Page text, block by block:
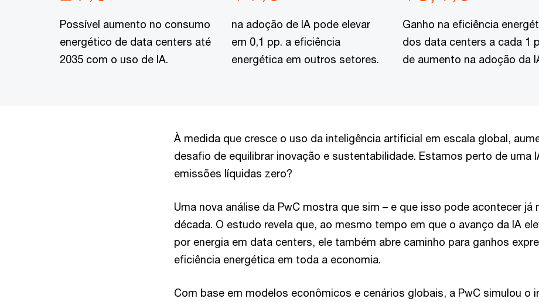
Possível aumento no consumo
energético de data centers até
2035 com o uso de IA.
na adoção de IA pode elevar
em 0,1 pp. a eficiência
energética em outros setores.
Ganho na eficiência
dos data centers a cada 1
de aumento na adoção da
À medida que cresce o uso da inteligência artificial em escala global,
desafio de equilibrar inovação e sustentabilidade. Estamos perto de uma
emissões líquidas zero?
Uma nova análise da PwC mostra que sim – e que isso pode acontecer já
década. O estudo revela que, ao mesmo tempo em que o avanço da IA
por energia em data centers, ele também abre caminho para ganhos
eficiência energética em toda a economia.
Com base em modelos econômicos e cenários globais, a PwC simulou o